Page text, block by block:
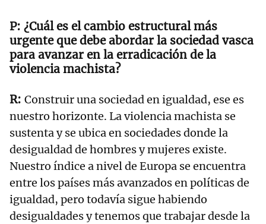
¿Cuál es el cambio estructural más
urgente que debe abordar la sociedad vasca
para avanzar en la erradicación de la
violencia machista?
Construir una sociedad en igualdad, ese es
nuestro horizonte. La violencia machista se
sustenta y se ubica en sociedades donde la
desigualdad de hombres y mujeres existe.
Nuestro índice a nivel de Europa se encuentra
entre los países más avanzados en políticas de
igualdad, pero todavía sigue habiendo
desigualdades y tenemos que trabajar desde la